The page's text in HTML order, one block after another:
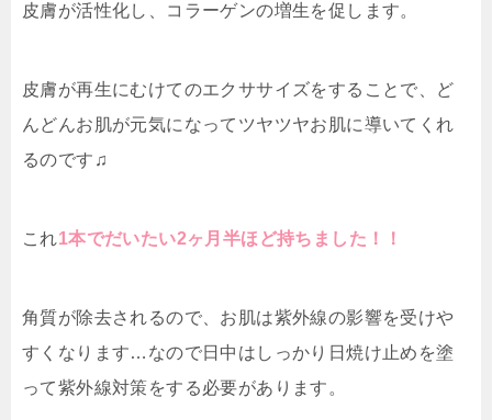
皮膚が活性化し、コラーゲンの増生を促します。
皮膚が再生にむけてのエクササイズをすることで、ど
んどんお肌が元気になってツヤツヤお肌に導いてくれ
るのです♫
これ1本でだいたい2ヶ月半ほど持ちました！！
角質が除去されるので、お肌は紫外線の影響を受けや
すくなります…なので日中はしっかり日焼け止めを塗
って紫外線対策をする必要があります。